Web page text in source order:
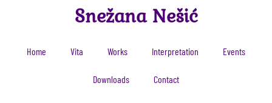
Snežana Nešić
Home Vita Works Interpretation Events
Downloads Contact